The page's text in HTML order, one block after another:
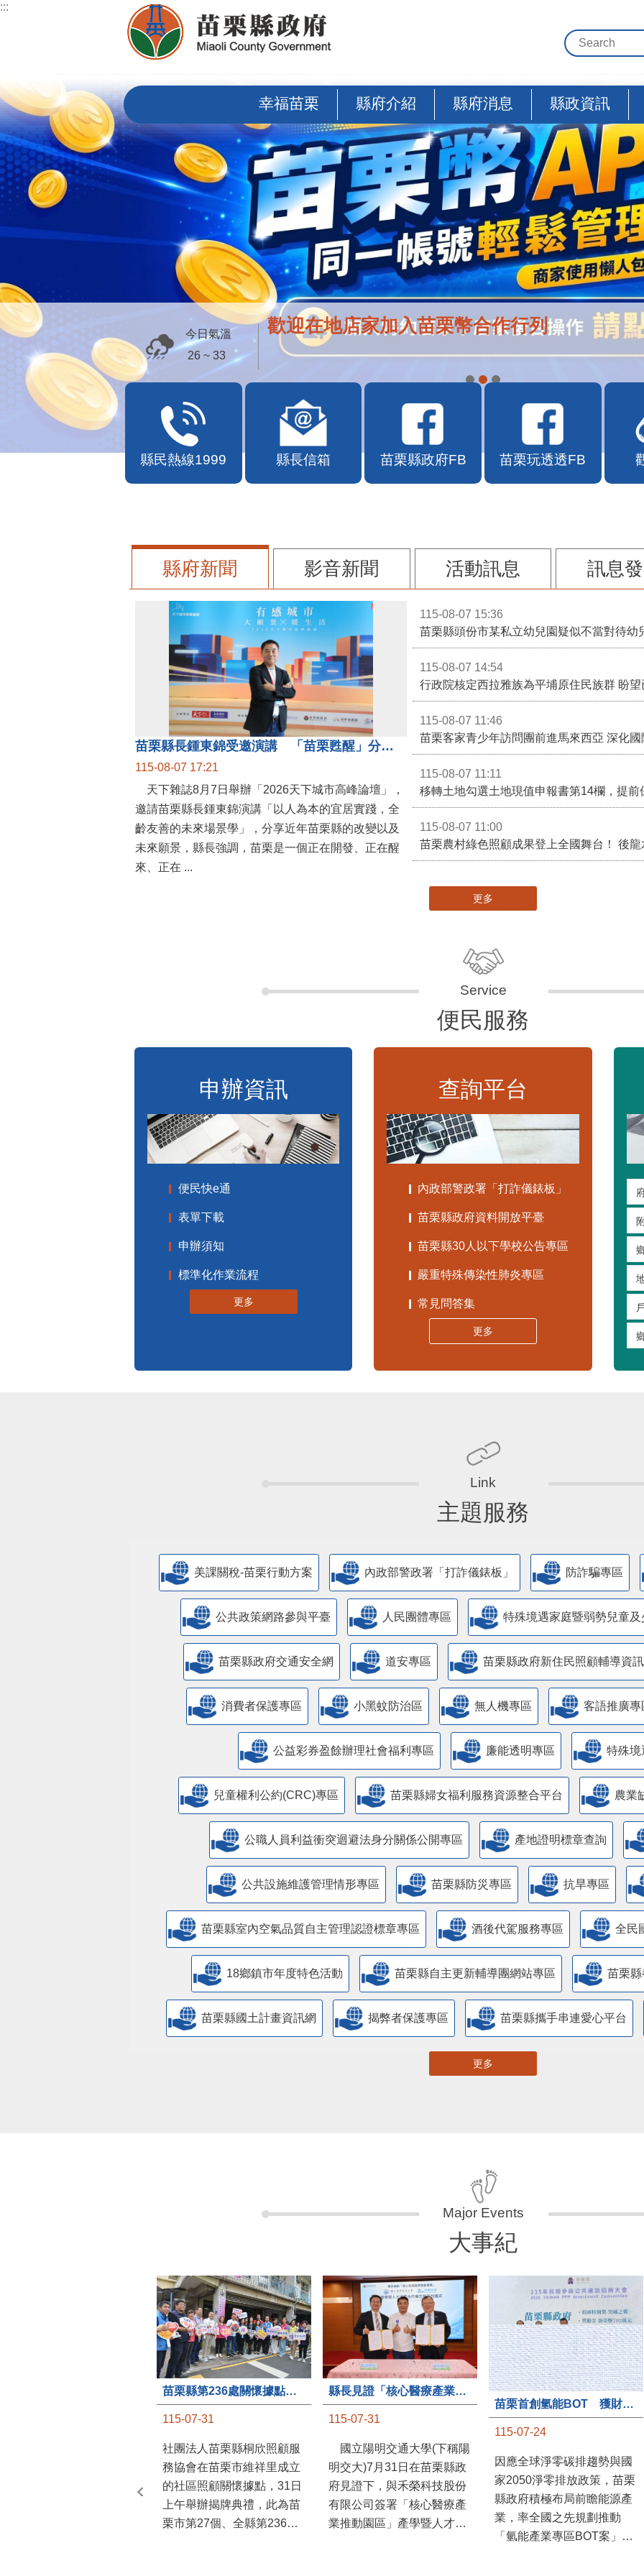
跳到主要內容區塊
:::
幸福苗栗 縣府介紹 縣府消息 縣政資訊
歡迎在地店家加入苗栗幣合作行列
今日氣溫
26 ~ 33
縣民熱線1999 縣長信箱 苗栗縣政府FB 苗栗玩透透FB
縣府新聞 影音新聞 活動訊息 訊息
苗栗縣長鍾東錦受邀演講 「苗栗甦醒」分享近年轉變
115-08-07 17:21
天下雜誌8月7日舉辦「2026天下城市高峰論壇」，
邀請苗栗縣長鍾東錦演講「以人為本的宜居實踐，全
齡友善的未來場景學」，分享近年苗栗縣的改變以及
未來願景，縣長強調，苗栗是一個正在開發、正在醒
來、正在 ...
115-08-07 15:36
苗栗縣頭份市某私立幼兒園疑似不當對待幼
115-08-07 14:54
115-08-07 11:46
苗栗客家青少年訪問團前進馬來西亞 深化
115-08-07 11:11
移轉土地勾選土地現值申報書第14欄，提前
115-08-07 11:00
更多
便民服務
申辦資訊
便民快e通
表單下載
申辦須知
標準化作業流程
更多
查詢平台
內政部警政署「打詐儀錶板」
苗栗縣政府資料開放平臺
苗栗縣30人以下學校公告專區
嚴重特殊傳染性肺炎專區
常見問答集
更多
主題服務
美課關稅-苗栗行動方案 內政部警政署「打詐儀錶板」 防詐騙專區
公共政策網路參與平臺 人民團體專區 特殊境遇家庭暨弱勢兒童
苗栗縣政府交通安全網 道安專區 苗栗縣政府新住民照顧輔導資
消費者保護專區 小黑蚊防治區 無人機專區 客語推廣專
公益彩券盈餘辦理社會福利專區 廉能透明專區 特殊境
兒童權利公約(CRC)專區 苗栗縣婦女福利服務資源整合平台 農業
公職人員利益衝突迴避法身分關係公開專區 產地證明標章查詢
​公共設施維護管理情形專區 苗栗縣防災專區 抗旱專區
苗栗縣室內空氣品質自主管理認證標章專區 酒後代駕服務專區 全民
18鄉鎮市年度特色活動 苗栗縣自主更新輔導團網站專區 苗栗
苗栗縣國土計畫資訊網 揭弊者保護專區 苗栗縣攜手串連愛心平台
更多
大事紀
苗栗縣第236處關懷據點在苗栗市維祥里揭牌
115-07-31
社團法人苗栗縣桐欣照顧服
務協會在苗栗市維祥里成立
的社區照顧關懷據點，31日
上午舉辦揭牌典禮，此為苗
栗市第27個、全縣第236處
縣長見證「核心醫療產業推動園區」產學合作簽約儀式
115-07-31
國立陽明交通大學(下稱陽
明交大)7月31日在苗栗縣政
府見證下，與禾榮科技股份
有限公司簽署「核心醫療產
業推動園區」產學暨人才培
苗栗首創氫能BOT 獲財政部「突破之翼」肯定
115-07-24
因應全球淨零碳排趨勢與國
家2050淨零排放政策，苗栗
縣政府積極布局前瞻能源產
業，率全國之先規劃推動
「氫能產業專區BOT案」，